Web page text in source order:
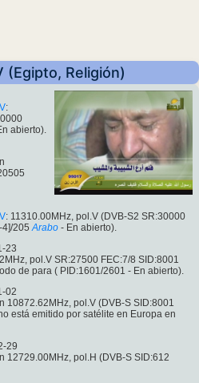
(Egipto, Religión)
:
abierto).
: 11310.00MHz, pol.V (DVB-S2 SR:30000
4]/205 Arabo - En abierto).
23
pol.V SR:27500 FEC:7/8 SID:8001
de para ( PID:1601/2601 - En abierto).
02
10872.62MHz, pol.V (DVB-S SID:8001
está emitido por satélite en Europa en
29
12729.00MHz, pol.H (DVB-S SID:612